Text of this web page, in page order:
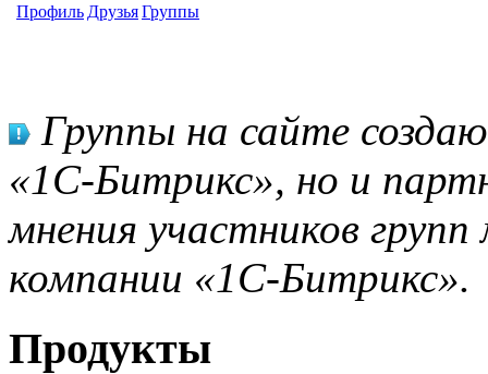
Профиль ДрузьяГруппы
Группы на сайте
«1С-Битрикс», но и
мнения участников
компании «1С-Битрикс».
Продукты